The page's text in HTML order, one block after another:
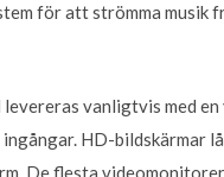
för att strömma musik
vanligtvis med
HD-bildskärmar
De flesta